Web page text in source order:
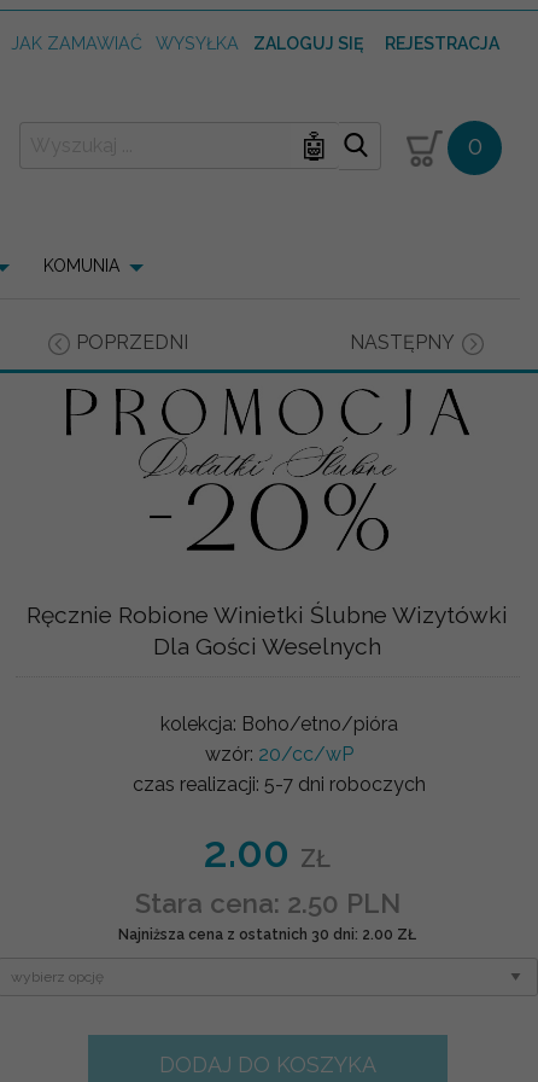
JAK ZAMAWIAĆ WYSYŁKA ZALOGUJ SIĘ REJESTRACJA
🤖 0
KOMUNIA
POPRZEDNI NASTĘPNY
Ręcznie Robione Winietki Ślubne Wizytówki
Dla Gości Weselnych
kolekcja: Boho/etno/pióra
wzór: 20/cc/wP
czas realizacji: 5-7 dni roboczych
2.00 ZŁ
Stara cena: 2.50 PLN
Najniższa cena z ostatnich 30 dni: 2.00 ZŁ
DODAJ DO KOSZYKA